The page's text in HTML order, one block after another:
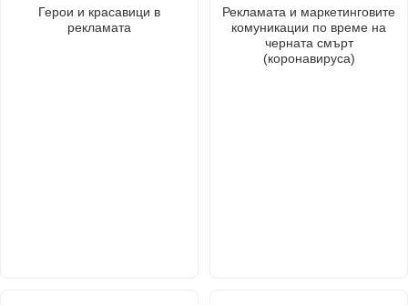
Герои и красавици в
рекламата
Рекламата и маркетинговите
комуникации по време на
черната смърт
(коронавируса)